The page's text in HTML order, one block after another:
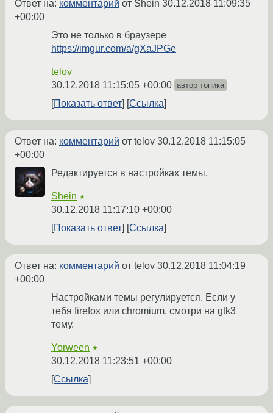
Ответ на: комментарий от Shein 30.12.2018 11:09:35
+00:00
Это не только в браузере
https://imgur.com/a/gXaJPGe
telov
30.12.2018 11:15:05 +00:00 автор топика
Показать ответ Ссылка
Ответ на: комментарий от telov 30.12.2018 11:15:05
+00:00
Редактируется в настройках темы.
Shein ★
30.12.2018 11:17:10 +00:00
Показать ответ
Ссылка
Ответ на: комментарий от telov 30.12.2018 11:04:19
+00:00
Настройками темы регулируется. Если у
тебя firefox или chromium, смотри на gtk3
тему.
Yorween ★
30.12.2018 11:23:51 +00:00
Ссылка